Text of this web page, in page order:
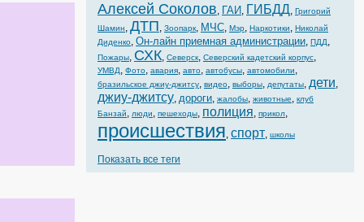
Алексей Соколов, ГАИ, ГИБДД, Григорий
Шамин, ДТП, Зоопарк, МЧС, Мэр, Наркотики, Николай
Диденко, Он-лайн приемная администрации, ПДД,
Пожары, СХК, Северск, Северский кадетский корпус,
УМВД, Фото, авария, авто, автобусы, автомобили,
бразильское джиу-джитсу, видео, выборы, депутаты, дети,
джиу-джитсу, дороги, жалобы, животные, клуб
Банзай, люди, пешеходы, полиция, прикол,
происшествия, спорт, школы
Показать все теги